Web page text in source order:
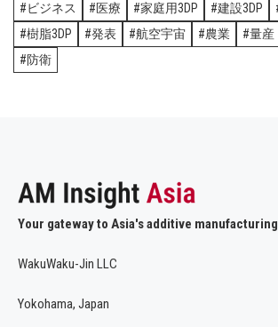
ビジネス
医療 家庭用3DP 建設3DP
樹脂3DP
発表 航空宇宙 農業 量産
防衛
Your gateway to Asia's additive manufacturing
WakuWaku-Jin LLC
Yokohama, Japan